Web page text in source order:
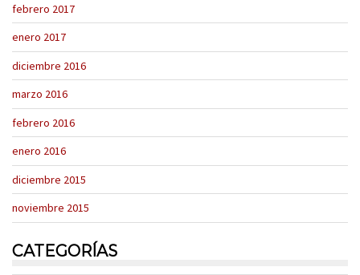
febrero 2017
enero 2017
diciembre 2016
marzo 2016
febrero 2016
enero 2016
diciembre 2015
noviembre 2015
CATEGORÍAS